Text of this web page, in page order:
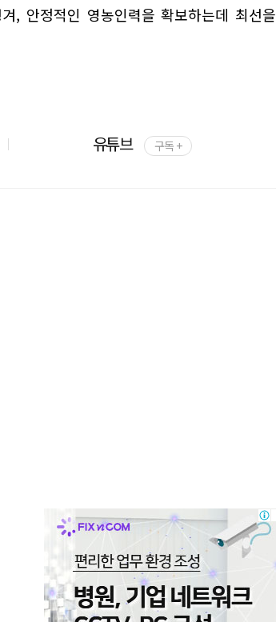
, 안정적인 영농인력을 확보하는데 최선을
유튜브 구독 +